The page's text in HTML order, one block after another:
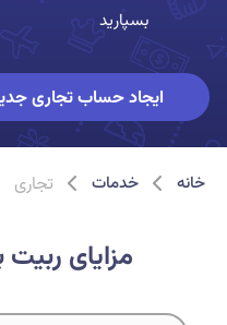
بسپارید
ایجاد حساب تجاری
خانه خدمات تجاری
مزایای